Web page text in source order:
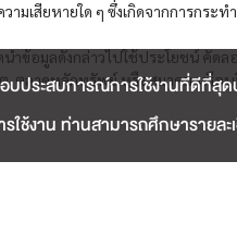
เสียหายใด ๆ ซึ่งเกิดจากการกระ
ข้อมูลดังกล่าวไปใช้ประโยชน์ คั
. ตลาดหลักทรัพย์ หรือสมาคม หรื
ประสบการณ์การใช้งานที่ดีที่
ใช้งาน ท่านสามารถศึกษารายละ